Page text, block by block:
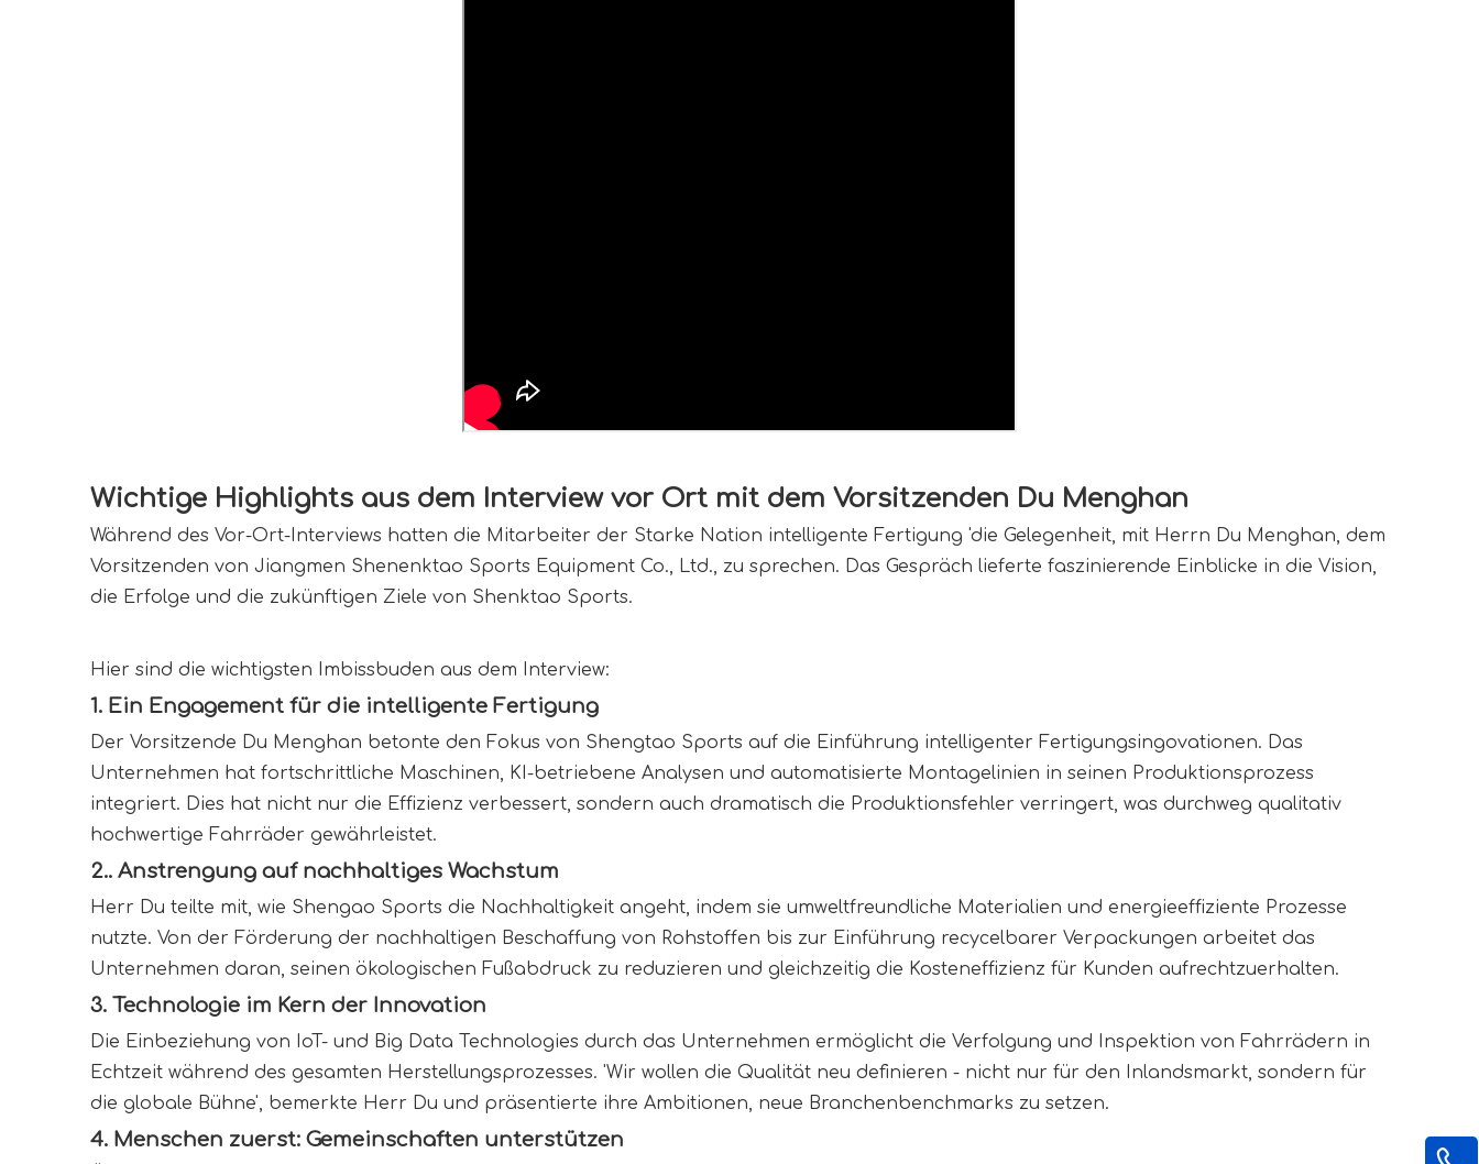
Wichtige Highlights aus dem Interview vor Ort mit dem Vorsitzenden Du Menghan
Während des Vor-Ort-Interviews hatten die Mitarbeiter der Starke Nation intelligente Fertigung 'die Gelegenheit, mit Herrn Du Menghan, dem
Vorsitzenden von Jiangmen Shenenktao Sports Equipment Co., Ltd., zu sprechen. Das Gespräch lieferte faszinierende Einblicke in die Vision,
die Erfolge und die zukünftigen Ziele von Shenktao Sports.
Hier sind die wichtigsten Imbissbuden aus dem Interview:
1. Ein Engagement für die intelligente Fertigung
Der Vorsitzende Du Menghan betonte den Fokus von Shengtao Sports auf die Einführung intelligenter Fertigungsingovationen. Das
Unternehmen hat fortschrittliche Maschinen, KI-betriebene Analysen und automatisierte Montagelinien in seinen Produktionsprozess
integriert. Dies hat nicht nur die Effizienz verbessert, sondern auch dramatisch die Produktionsfehler verringert, was durchweg qualitativ
hochwertige Fahrräder gewährleistet.
2.. Anstrengung auf nachhaltiges Wachstum
Herr Du teilte mit, wie Shengao Sports die Nachhaltigkeit angeht, indem sie umweltfreundliche Materialien und energieeffiziente Prozesse
nutzte. Von der Förderung der nachhaltigen Beschaffung von Rohstoffen bis zur Einführung recycelbarer Verpackungen arbeitet das
Unternehmen daran, seinen ökologischen Fußabdruck zu reduzieren und gleichzeitig die Kosteneffizienz für Kunden aufrechtzuerhalten.
3. Technologie im Kern der Innovation
Die Einbeziehung von IoT- und Big Data Technologies durch das Unternehmen ermöglicht die Verfolgung und Inspektion von Fahrrädern in
Echtzeit während des gesamten Herstellungsprozesses. 'Wir wollen die Qualität neu definieren - nicht nur für den Inlandsmarkt, sondern für
die globale Bühne', bemerkte Herr Du und präsentierte ihre Ambitionen, neue Branchenbenchmarks zu setzen.
4. Menschen zuerst: Gemeinschaften unterstützen